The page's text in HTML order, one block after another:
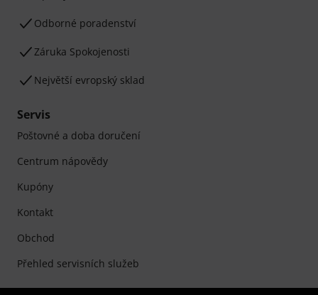
Odborné poradenství
Záruka Spokojenosti
Největší evropský sklad
Servis
Poštovné a doba doručení
Centrum nápovědy
Kupóny
Kontakt
Obchod
Přehled servisních služeb